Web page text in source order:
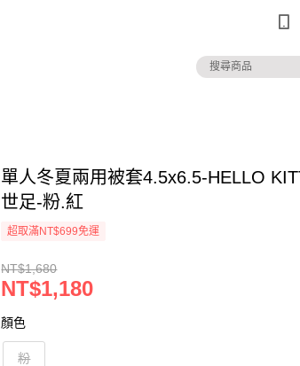
單人冬夏兩用被套4.5x6.5-HELLO
世足-粉.紅
超取滿NT$699免運
NT$1,680
NT$1,180
顏色
粉